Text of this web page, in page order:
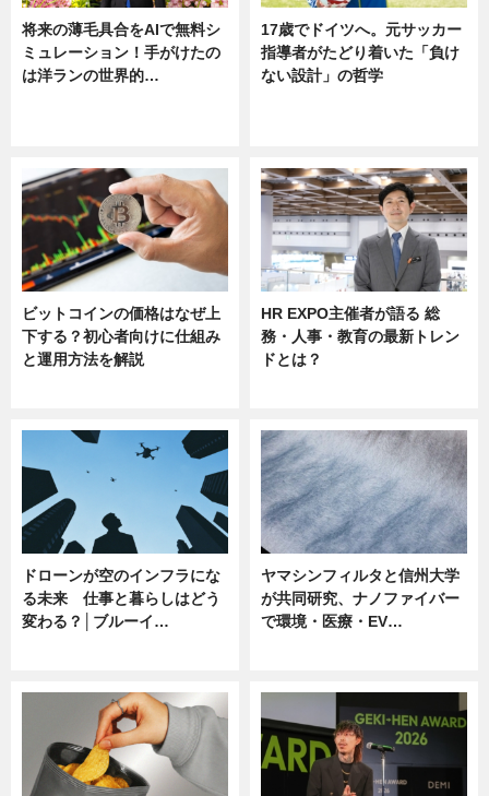
将来の薄毛具合をAIで無料シ
ミュレーション！手がけたの
は洋ランの世界的…
17歳でドイツへ。元サッカー
指導者がたどり着いた「負け
ない設計」の哲学
ビットコインの価格はなぜ上
下する？初心者向けに仕組み
と運用方法を解説
HR EXPO主催者が語る 総
務・人事・教育の最新トレン
ドとは？
ドローンが空のインフラにな
る未来 仕事と暮らしはどう
変わる？│ブルーイ…
ヤマシンフィルタと信州大学
が共同研究、ナノファイバー
で環境・医療・EV…